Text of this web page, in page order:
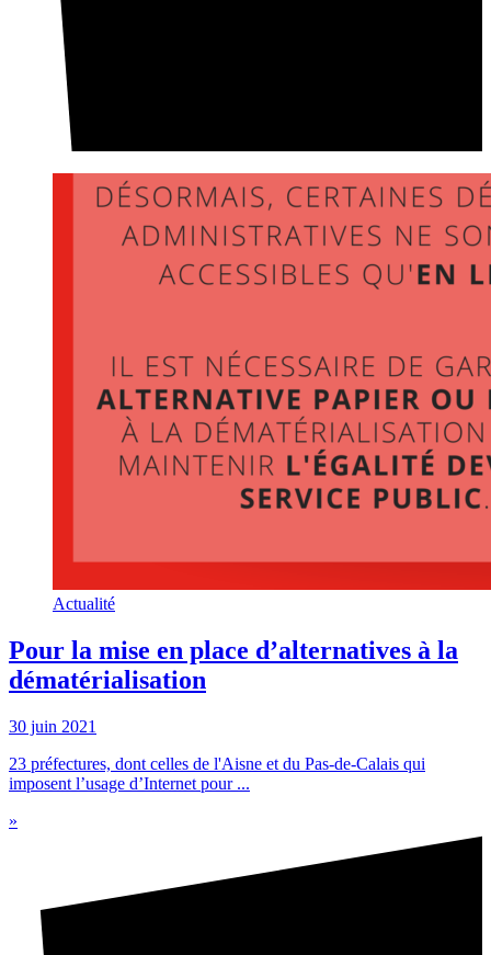
Actualité
Pour la mise en place d’alternatives à la
dématérialisation
30 juin 2021
23 préfectures, dont celles de l'Aisne et du Pas-de-Calais qui
imposent l’usage d’Internet pour ...
»